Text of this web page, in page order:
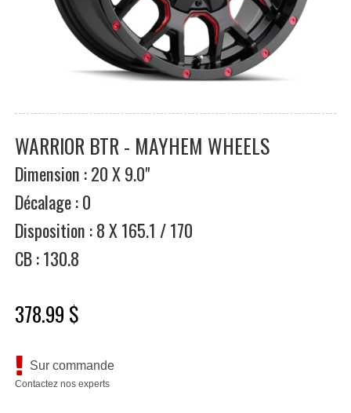
WARRIOR BTR - MAYHEM WHEELS
Dimension : 20 X 9.0"
Décalage : 0
Disposition : 8 X 165.1 / 170
CB : 130.8
378.99 $
Sur commande
Contactez nos experts